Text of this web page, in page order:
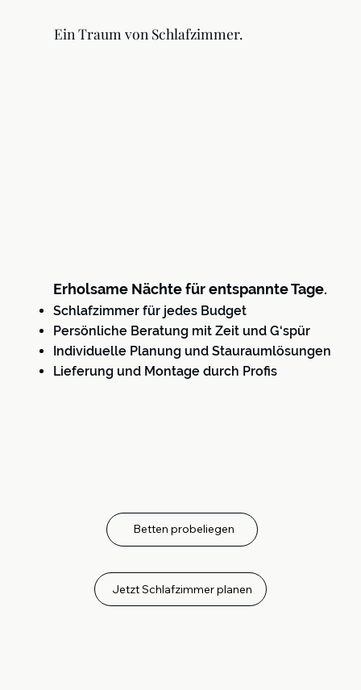
Ein Traum von Schlafzimmer.
Betten probeliegen
Erholsame Nächte für entspannte Tage.
Schlafzimmer für jedes Budget
Persönliche Beratung mit Zeit und G‘spür
Individuelle Planung und Stauraumlösungen
Lieferung und Montage durch Profis
Jetzt Schlafzimmer planen